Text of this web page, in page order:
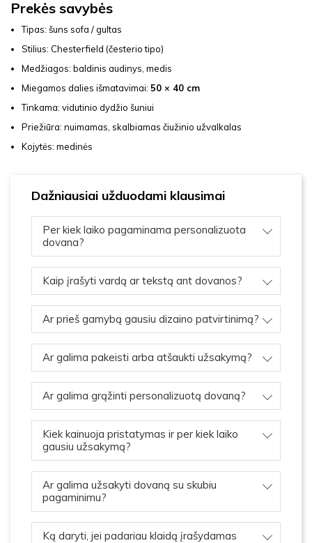
Prekės savybės
Tipas: šuns sofa / gultas
Stilius: Chesterfield (česterio tipo)
Medžiagos: baldinis audinys, medis
Miegamos dalies išmatavimai: 50 × 40 cm
Tinkama: vidutinio dydžio šuniui
Priežiūra: nuimamas, skalbiamas čiužinio užvalkalas
Kojytės: medinės
Dažniausiai užduodami klausimai
Per kiek laiko pagaminama personalizuota
dovana?
Kaip įrašyti vardą ar tekstą ant dovanos?
Ar prieš gamybą gausiu dizaino patvirtinimą?
Ar galima pakeisti arba atšaukti užsakymą?
Ar galima grąžinti personalizuotą dovaną?
Kiek kainuoja pristatymas ir per kiek laiko
gausiu užsakymą?
Ar galima užsakyti dovaną su skubiu
pagaminimu?
Ką daryti, jei padariau klaidą įrašydamas